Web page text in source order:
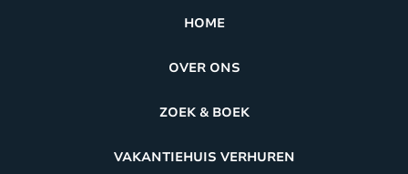
HOME
OVER ONS
ZOEK & BOEK
VAKANTIEHUIS VERHUREN